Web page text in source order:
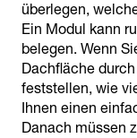
überlegen,
Ein Modul kann
belegen. Wenn
Dachfläche
feststellen, wie
Ihnen einen
Danach müssen